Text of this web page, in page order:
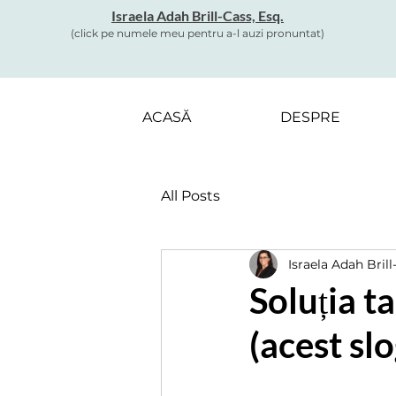
Israela Adah Brill-Cass, Esq.
(click pe numele meu pentru a-l auzi pronuntat)
ACASĂ DESPRE
All Posts
Soluția
(acest
Israela Adah